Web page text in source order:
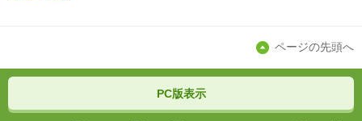
ページの先頭へ
PC版表示